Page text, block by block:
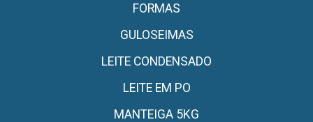
FORMAS
GULOSEIMAS
LEITE CONDENSADO
LEITE EM PO
MANTEIGA 5KG